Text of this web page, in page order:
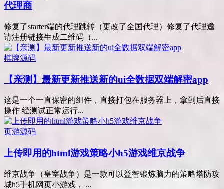
代理商
修复了starter端的代理跳转（更改了全国代理）修复了代理邀
请注册链接生成二维码（...
棋牌源码
【亲测】最新更新推送新的ui全数据双端解密app
这是一个一直保密的组件，直接打包在服务器上，拿到后直接
操作 经测试正常运行...
页游源码
上传即用的html游戏策略小h5游戏维京战争
维京战争（皇室战争）是一款可以益智锻炼脑力的策略塔防攻
城h5手机网页小游戏， ...